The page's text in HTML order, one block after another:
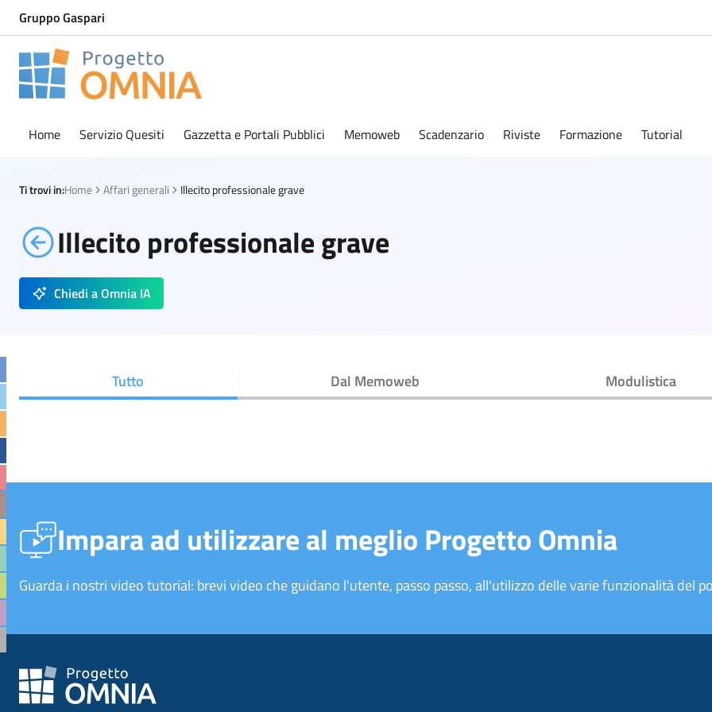
Gruppo Gaspari
Progetto Omnia
Home Servizio Quesiti Gazzetta e Portali Pubblici Memoweb Scadenzario Riviste Formazione Tutorial
Ti trovi in:Home Affari generali Illecito professionale grave
Illecito professionale grave
Chiedi a Omnia IA
Tutto Dal Memoweb Modulistica
Impara ad utilizzare al meglio Progetto Omnia
Guarda i nostri video tutorial: brevi video che guidano l'utente, passo passo, all'utilizzo delle varie funzionalità del